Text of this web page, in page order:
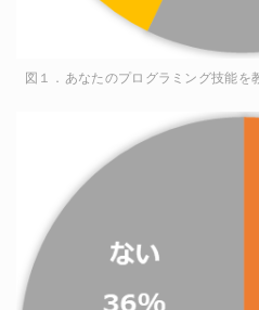
図１．あなたのプログラミング技能を